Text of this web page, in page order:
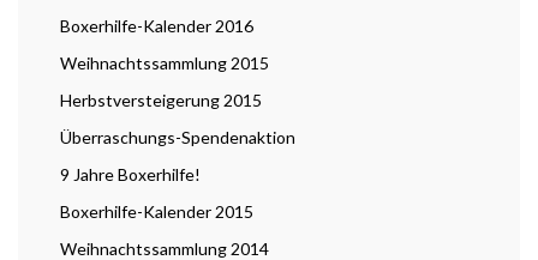
Boxerhilfe-Kalender 2016
Weihnachtssammlung 2015
Herbstversteigerung 2015
Überraschungs-Spendenaktion
9 Jahre Boxerhilfe!
Boxerhilfe-Kalender 2015
Weihnachtssammlung 2014